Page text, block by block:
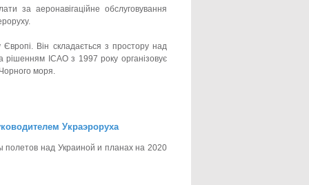
за аеронавігаційне обслуговування
Він складається з простору над
ICAO з 1997 року організовує
моря.
Украэроруха
над Украиной и планах на 2020